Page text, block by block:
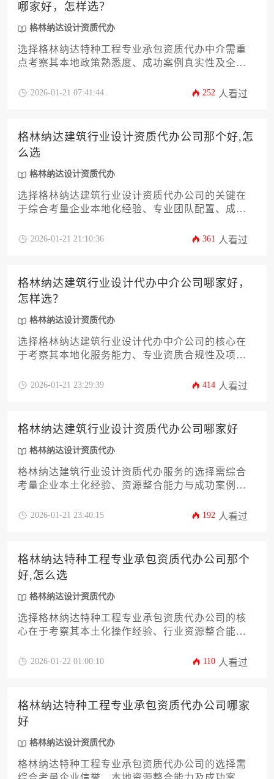
哪家好，怎样选？
格林纳达设计资质代办
选择格林纳达特种工程专业承包资质代办中介需重
点考察其本地政策熟悉度、成功案例真实性及全程
操经验，能针对性解决特种工程资质申请难点，并
2026-01-21 07:41:44 252 人看过
格林纳达建筑行业设计资质代办公司那个好,怎
么选
格林纳达设计资质代办
选择格林纳达建筑行业设计资质代办公司的关键在
于综合考量企业本地化经验、专业团队配置、成功
实地考察筛选出最适合的合作伙伴。
2026-01-21 21:10:36 361 人看过
格林纳达建筑行业设计代办中介公司哪家好，
怎样选？
格林纳达设计资质代办
选择格林纳达建筑行业设计代办中介公司的核心在
于考察其本地化服务能力、专业资质合规性及项目
适合企业实际需求的服务商。
2026-01-21 23:29:39 414 人看过
格林纳达建筑行业设计资质代办公司哪家好
格林纳达设计资质代办
格林纳达建筑行业设计资质代办服务的选择需综合
考量企业本土化经验、资源整合能力与成功案例，
理解、跨境资质对接的专业渠道以及全流程中英双
2026-01-21 23:40:15 192 人看过
格林纳达特种工程专业承包资质代办公司那个
好,怎么选
格林纳达设计资质代办
选择格林纳达特种工程专业承包资质代办公司的核
心在于考察其本土化操作经验、行业资源整合能力
案例透明度、本地政商关系网络及风险预警机制等
2026-01-22 01:00:10 110 人看过
格林纳达特种工程专业承包资质代办公司哪家
好
格林纳达设计资质代办
格林纳达特种工程专业承包资质代办公司的选择需